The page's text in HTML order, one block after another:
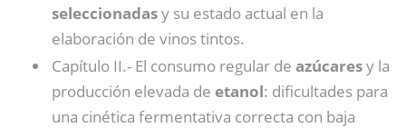
seleccionadasy su estado actual en la
elaboración de vinos tintos.
Capítulo II.- El consumo regular de azúcaresy la
producción elevada de etanol: dificultades para
una cinética fermentativa correcta con baja